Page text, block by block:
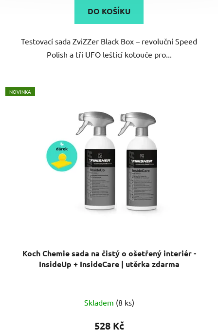
5
DO KOŠÍKU
Testovací sada ZviZZer Black Box – revoluční Speed
Polish a tři UFO lešticí kotouče pro...
NOVINKA
Koch Chemie sada na čistý o ošetřený interiér -
InsideUp + InsideCare | utěrka zdarma
Skladem (8 ks)
528 Kč